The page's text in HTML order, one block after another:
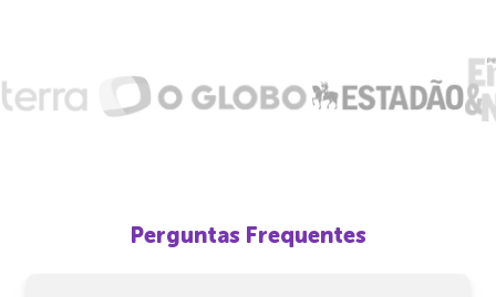
Perguntas Frequentes